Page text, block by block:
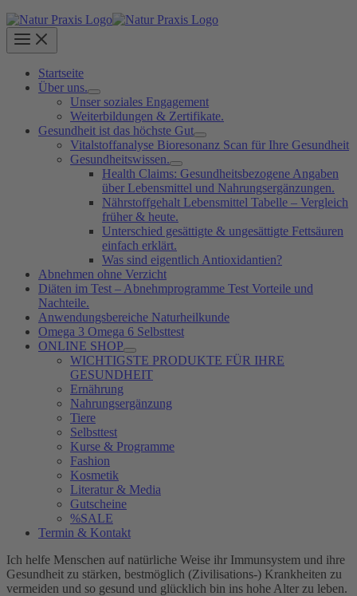
Startseite
Über uns.
Unser soziales Engagement
Weiterbildungen & Zertifikate.
Gesundheit ist das höchste Gut
Vitalstoffanalyse Bioresonanz Scan für Ihre Gesundheit
Gesundheitswissen.
Health Claims: Gesundheitsbezogene Angaben
über Lebensmittel und Nahrungsergänzungen.
Nährstoffgehalt Lebensmittel Tabelle – Vergleich
früher & heute.
Unterschied gesättigte & ungesättigte Fettsäuren
einfach erklärt.
Was sind eigentlich Antioxidantien?
Abnehmen ohne Verzicht
Diäten im Test – Abnehmprogramme Test Vorteile und
Nachteile.
Anwendungsbereiche Naturheilkunde
Omega 3 Omega 6 Selbsttest
ONLINE SHOP
WICHTIGSTE PRODUKTE FÜR IHRE
GESUNDHEIT
Ernährung
Nahrungsergänzung
Tiere
Selbsttest
Kurse & Programme
Fashion
Kosmetik
Literatur & Media
Gutscheine
%SALE
Termin & Kontakt
Ich helfe Menschen auf natürliche Weise ihr Immunsystem und ihre
Gesundheit zu stärken, bestmöglich (Zivilisations-) Krankheiten zu
vermeiden und so gesund und glücklich bin ins hohe Alter zu leben.